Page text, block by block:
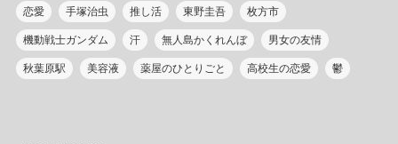
恋愛 手塚治虫 推し活 東野圭吾 枚方市
機動戦士ガンダム 汗 無人島かくれんぼ 男女の友情
秋葉原駅 美容液 薬屋のひとりごと 高校生の恋愛 鬱